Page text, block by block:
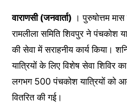
वाराणसी (जनवार्ता) । पुरुषोत्तम
रामलीला समिति शिवपुर ने पंचकोश
की सेवा में सराहनीय कार्य किया।
यात्रियों के लिए विशेष सेवा शिविर
लगभग 500 पंचकोश यात्रियों को
वितरित की गई।